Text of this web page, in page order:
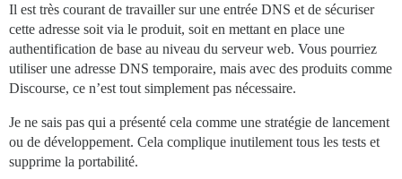
Il est très courant de travailler sur une entrée DNS et de sécuriser
cette adresse soit via le produit, soit en mettant en place une
authentification de base au niveau du serveur web. Vous pourriez
utiliser une adresse DNS temporaire, mais avec des produits comme
Discourse, ce n’est tout simplement pas nécessaire.
Je ne sais pas qui a présenté cela comme une stratégie de lancement
ou de développement. Cela complique inutilement tous les tests et
supprime la portabilité.